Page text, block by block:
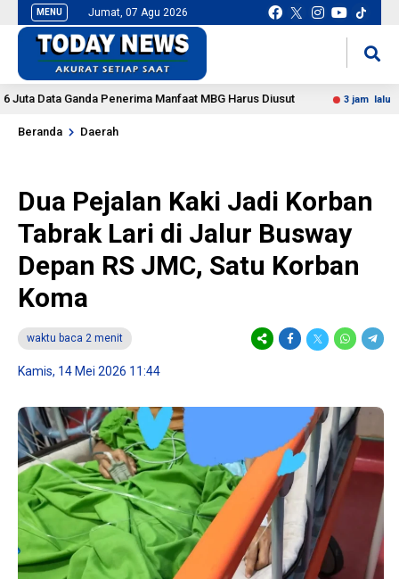
MENU Jumat, 07 Agu 2026
Ganda Penerima Manfaat MBG Harus Diusut 3 jam lalu DPR
Beranda Daerah
Dua Pejalan Kaki Jadi Korban
Tabrak Lari di Jalur Busway
Depan RS JMC, Satu Korban
Koma
waktu baca 2 menit
Kamis, 14 Mei 2026 11:44
1 tahun lalu
Banyak Gugatan di
Pilkada 2024, Legislator
Ragukan SDM Bawaslu
10 bulan lalu
KPU
Keputusan
Capres-